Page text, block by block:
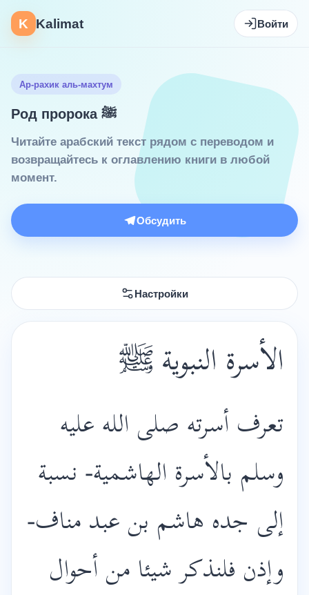
K Kalimat Войти
Ар-рахик аль-махтум
Род пророка ﷺ
Читайте арабский текст рядом с переводом и
возвращайтесь к оглавлению книги в любой
момент.
Обсудить
Настройки
الأسرة النبوية ﷺ
تعرف أسرته صلى الله عليه
وسلم بالأسرة الهاشمية- نسبة
إلى جده هاشم بن عبد مناف-
وإذن فلنذكر شيئا من أحوال